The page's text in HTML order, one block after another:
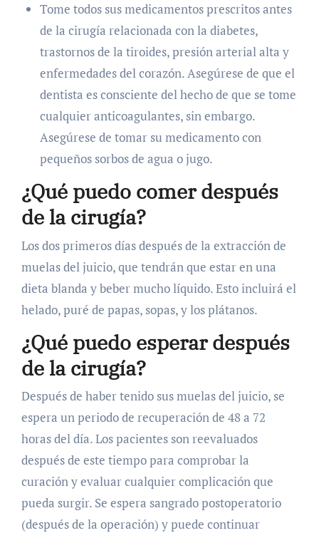
Tome todos sus medicamentos prescritos antes
de la cirugía relacionada con la diabetes,
trastornos de la tiroides, presión arterial alta y
enfermedades del corazón. Asegúrese de que el
dentista es consciente del hecho de que se tome
cualquier anticoagulantes, sin embargo.
Asegúrese de tomar su medicamento con
pequeños sorbos de agua o jugo.
¿Qué puedo comer después
de la cirugía?
Los dos primeros días después de la extracción de
muelas del juicio, que tendrán que estar en una
dieta blanda y beber mucho líquido. Esto incluirá el
helado, puré de papas, sopas, y los plátanos.
¿Qué puedo esperar después
de la cirugía?
Después de haber tenido sus muelas del juicio, se
espera un periodo de recuperación de 48 a 72
horas del día. Los pacientes son reevaluados
después de este tiempo para comprobar la
curación y evaluar cualquier complicación que
pueda surgir. Se espera sangrado postoperatorio
(después de la operación) y puede continuar